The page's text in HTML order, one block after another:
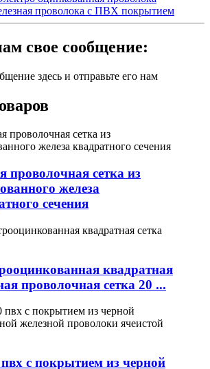
проволока с ПВХ покрытием
свое сообщение:
здесь и отправьте его нам
проволочная сетка из
железа
сечения
квадратная
проволочная сетка 20 ...
с покрытием из черной